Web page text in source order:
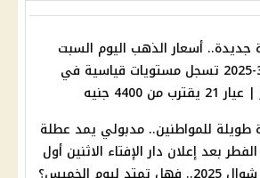
جديدة.. أسعار الذهب اليوم السبت
29-3-2025 تسجل مستويات قياسية في
من 4400 جنيه
طويلة للمواطنين.. مدبولي يمد عطلة
بعد إعلان دار الإفتاء الاثنين أول